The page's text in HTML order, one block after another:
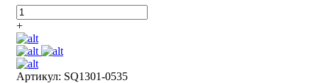
+
Артикул: SQ1301-0535